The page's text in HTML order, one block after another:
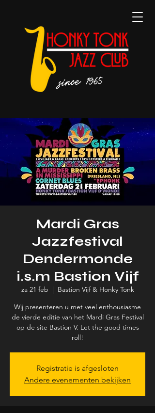
Mardi Gras
Jazzfestival
Dendermonde
i.s.m Bastion Vijf
za 21 feb
  |
Bastion Vijf & Honky Tonk
Wij presenteren u met veel enthousiasme
de vierde editie van het Mardi Gras Festival
op de site Bastion V. Let the good times
roll!
Registratie is afgesloten
Andere evenementen bekijken